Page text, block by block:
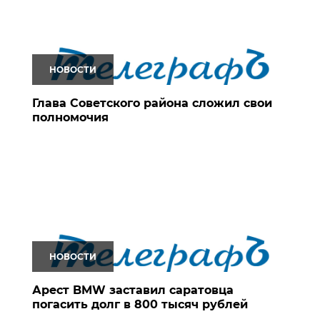
НОВОСТИ
Глава Советского района сложил свои
полномочия
НОВОСТИ
Арест BMW заставил саратовца
погасить долг в 800 тысяч рублей